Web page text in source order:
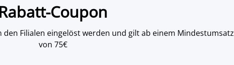
Rabatt-Coupon
Filialen eingelöst werden und gilt ab einem Mindestumsatz
von 75€